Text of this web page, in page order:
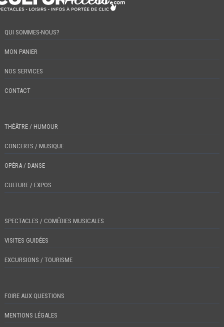
QUI SOMMES-NOUS?
MON PANIER
NOS SERVICES
CONTACT
THÉÂTRE / HUMOUR
CONCERTS / MUSIQUE
OPÉRA / DANSE
CULTURE / EXPOS
SPECTACLES / COMÉDIES MUSICALES
VISITES GUIDÉES
EXCURSIONS / TOURISME
FOIRE AUX QUESTIONS
MENTIONS LÉGALES